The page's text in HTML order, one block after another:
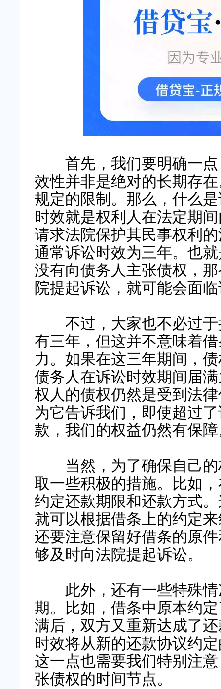
首先，我们要明确一点
效性并非是绝对的长期存
规定的限制。那么，什么
时效就是权利人在法定期
请求法院保护其民事权利
通常诉讼时效为三年。也
没有向债务人主张债权，
院提起诉讼，就可能会面
不过，大家也不必过于
有三年，但这并不意味着
力。如果在这三年期间，
债务人在诉讼时效期间届
权人的债权仍然是受到法
为它告诉我们，即使超过
款，我们的权益仍然有保
当然，为了确保自己的
取一些积极的措施。比如
约定还款期限和还款方式
就可以根据借条上的约定
还要注意保留好借条的原
够及时向法院提起诉讼。
此外，还有一些特殊情
期。比如，借条中原本约
满后，双方又重新达成了
时效将从新的还款协议约
这一点也需要我们特别注
张债权的时间节点。